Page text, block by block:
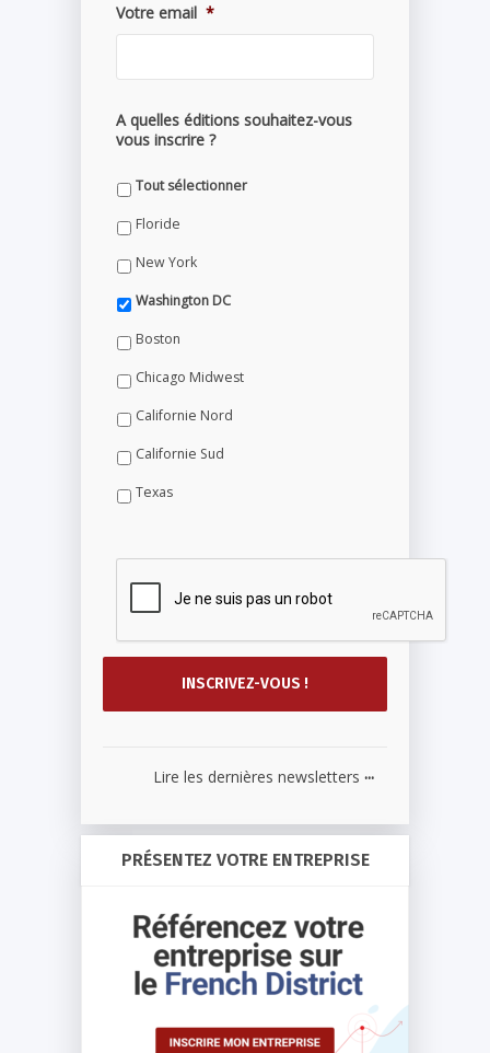
Votre email *
A quelles éditions souhaitez-vous
vous inscrire ?
Tout sélectionner
Floride
New York
Washington DC
Boston
Chicago Midwest
Californie Nord
Californie Sud
Texas
Lire les dernières newsletters ...
PRÉSENTEZ VOTRE ENTREPRISE